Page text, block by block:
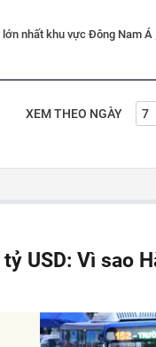
lớn nhất khu vực Đông Nam Á
XEM THEO NGÀY
USD: Vì sao